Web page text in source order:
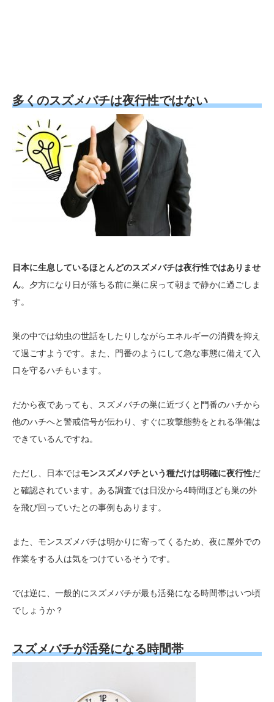
多くのスズメバチは夜行性ではない
日本に生息しているほとんどのスズメバチは夜行性ではありませ
ん。夕方になり日が落ちる前に巣に戻って朝まで静かに過ごしま
す。
巣の中では幼虫の世話をしたりしながらエネルギーの消費を抑え
て過ごすようです。また、門番のようにして急な事態に備えて入
口を守るハチもいます。
だから夜であっても、スズメバチの巣に近づくと門番のハチから
他のハチへと警戒信号が伝わり、すぐに攻撃態勢をとれる準備は
できているんですね。
ただし、日本ではモンスズメバチという種だけは明確に夜行性だ
と確認されています。ある調査では日没から4時間ほども巣の外
を飛び回っていたとの事例もあります。
また、モンスズメバチは明かりに寄ってくるため、夜に屋外での
作業をする人は気をつけているそうです。
では逆に、一般的にスズメバチが最も活発になる時間帯はいつ頃
でしょうか？
スズメバチが活発になる時間帯